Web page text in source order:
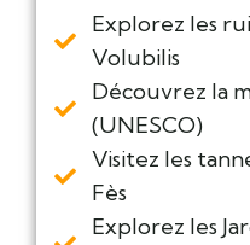
Explorez les
Volubilis
Découvrez la
(UNESCO)
Visitez les
Fès
Explorez les